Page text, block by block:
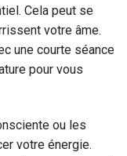
Cela peut se
votre âme.
une courte séance
pour vous
ou les
votre énergie.